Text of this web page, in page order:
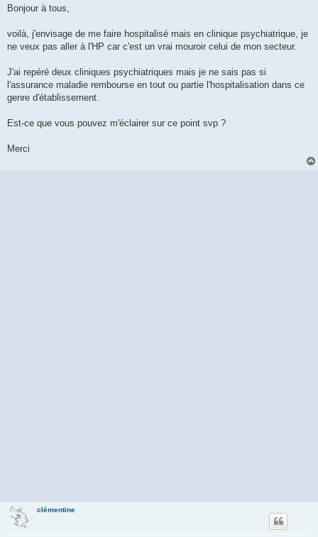
g
Bonjour à tous,
voilà, j'envisage de me faire hospitalisé mais en clinique psychiatrique, je
ne veux pas aller à l'HP car c'est un vrai mouroir celui de mon secteur.
J'ai repéré deux cliniques psychiatriques mais je ne sais pas si
l'assurance maladie rembourse en tout ou partie l'hospitalisation dans ce
genre d'établissement.
Est-ce que vous pouvez m'éclairer sur ce point svp ?
Merci
clémentine